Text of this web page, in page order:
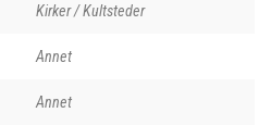
Kirker / Kultsteder
Annet
Annet